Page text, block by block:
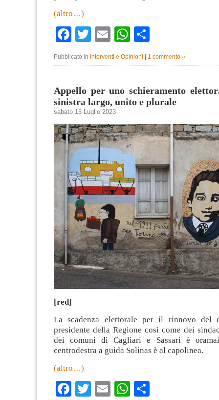
(altro…)
Facebook
TwitterEmailWhatsApp
Pubblicato in Interventi e Opinioni 1 commento »
Appello per uno schieramento
sinistra largo, unito e plurale
sabato 15 Luglio 2023
[red]
La scadenza elettorale per il rinnovo del
presidente della Regione così come dei
dei comuni di Cagliari e Sassari è
centrodestra a guida Solinas è al capolinea.
(altro…)
Facebook
TwitterEmailWhatsApp